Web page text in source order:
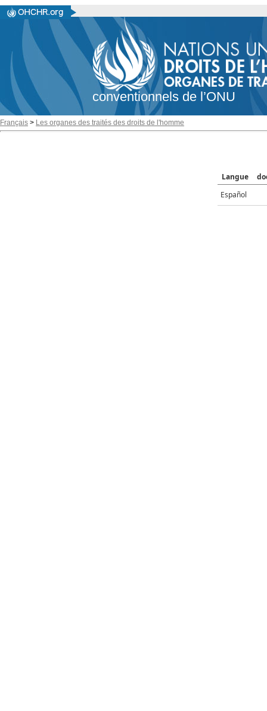
conventionnels de l’ONU
Français > Les organes des traités des droits de l'homme
Langue
Español